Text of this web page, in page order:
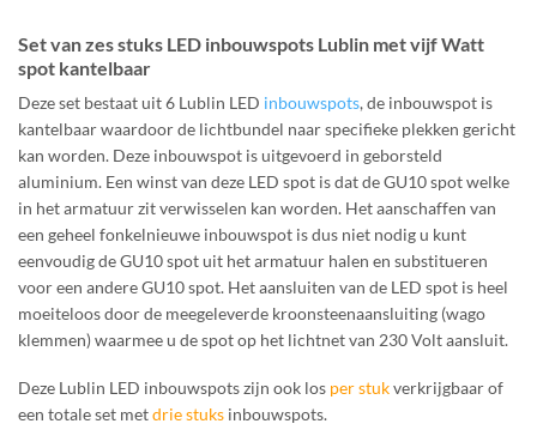
Set van zes stuks LED inbouwspots Lublin met vijf Watt
spot kantelbaar
Deze set bestaat uit 6 Lublin LED inbouwspots, de inbouwspot is
kantelbaar waardoor de lichtbundel naar specifieke plekken gericht
kan worden. Deze inbouwspot is uitgevoerd in geborsteld
aluminium. Een winst van deze LED spot is dat de GU10 spot welke
in het armatuur zit verwisselen kan worden. Het aanschaffen van
een geheel fonkelnieuwe inbouwspot is dus niet nodig u kunt
eenvoudig de GU10 spot uit het armatuur halen en substitueren
voor een andere GU10 spot. Het aansluiten van de LED spot is heel
moeiteloos door de meegeleverde kroonsteenaansluiting (wago
klemmen) waarmee u de spot op het lichtnet van 230 Volt aansluit.
Deze Lublin LED inbouwspots zijn ook los per stukverkrijgbaar of
een totale set metdrie stuks inbouwspots.